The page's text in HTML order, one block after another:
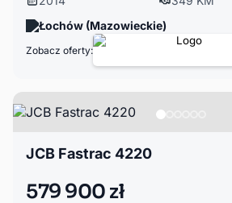
Łochów (Mazowieckie)
Zobacz oferty:
JCB Fastrac 4220
579 900 zł